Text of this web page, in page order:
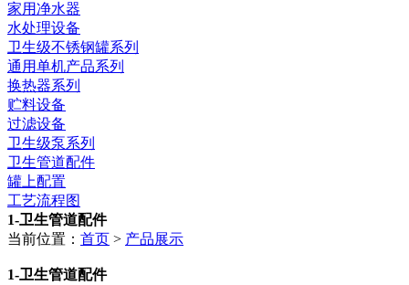
家用净水器
水处理设备
卫生级不锈钢罐系列
通用单机产品系列
换热器系列
贮料设备
过滤设备
卫生级泵系列
卫生管道配件
罐上配置
工艺流程图
1-卫生管道配件
当前位置： 首页 > 产品展示
1-卫生管道配件